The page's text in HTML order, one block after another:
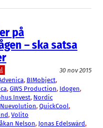
på
– ska satsa
30 nov 2015
, BIMobject
, GWS Production, Idogen
Invest, Nordic
Nuevolution, QuickCool
, Volito
Nelson, Jonas Edelswärd